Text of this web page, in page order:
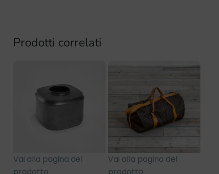
Prodotti correlati
Vai alla pagina del
prodotto
Vai alla pagina del
prodotto